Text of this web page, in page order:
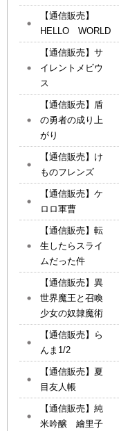
【通信販売】
HELLO WORLD
【通信販売】サ
イレントメビウ
ス
【通信販売】盾
の勇者の成り上
がり
【通信販売】け
ものフレンズ
【通信販売】ケ
ロロ軍曹
【通信販売】転
生したらスライ
ムだった件
【通信販売】異
世界魔王と召喚
少女の奴隷魔術
【通信販売】ら
んま1/2
【通信販売】夏
目友人帳
【通信販売】純
米吟醸 繪里子